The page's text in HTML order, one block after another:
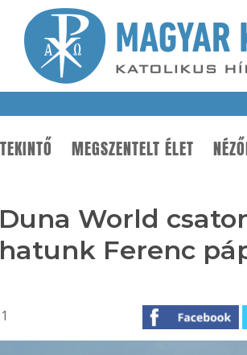
MEGSZENTELT ÉLET
World
Ferenc